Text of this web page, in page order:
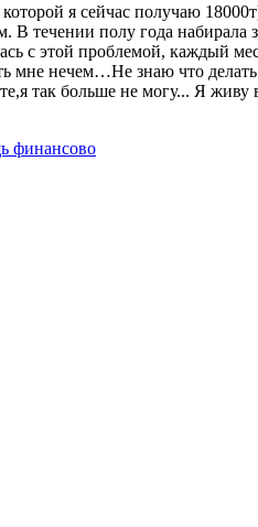
я сейчас получаю
В течении полу года
с этой проблемой, каждый
мне нечем…Не знаю что
так больше не могу... Я
финансово